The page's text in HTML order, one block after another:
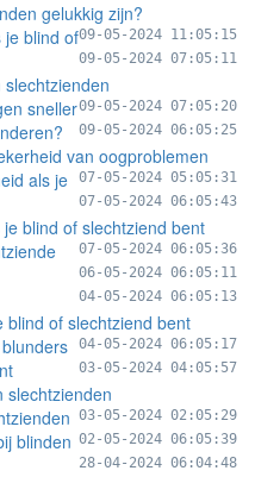
gelukkig zijn?
09-05-2024 11:05:15
je blind of
09-05-2024 07:05:11
09-05-2024 07:05:20
sneller
09-05-2024 06:05:25
van oogproblemen
07-05-2024 05:05:31
als je
07-05-2024 06:05:43
blind of slechtziend bent
07-05-2024 06:05:36
06-05-2024 06:05:11
04-05-2024 06:05:13
of slechtziend bent
04-05-2024 06:05:17
03-05-2024 04:05:57
slechtzienden
03-05-2024 02:05:29
02-05-2024 06:05:39
blinden
28-04-2024 06:04:48